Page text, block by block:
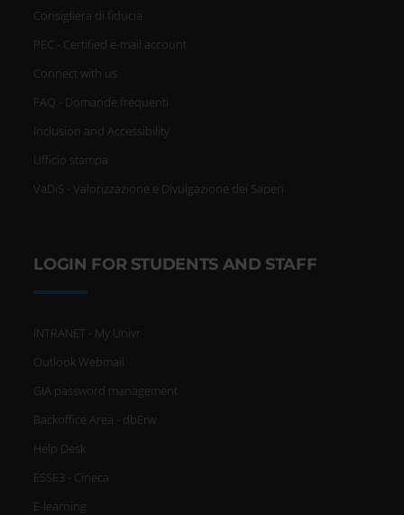
Consigliera di fiducia
PEC - Certified e-mail account
Connect with us
FAQ - Domande frequenti
Inclusion and Accessibility
Ufficio stampa
VaDiS - Valorizzazione e Divulgazione dei Saperi
LOGIN FOR STUDENTS AND STAFF
INTRANET - My Univr
Outlook Webmail
GIA password management
Backoffice Area - dbErw
Help Desk
ESSE3 - Cineca
E-learning